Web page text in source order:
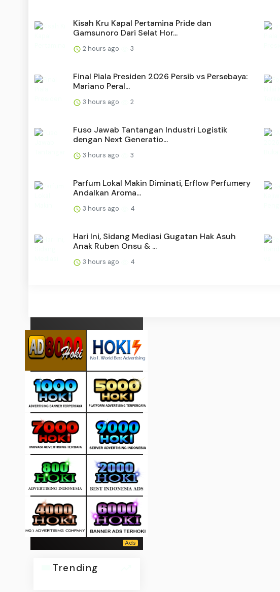
Kisah Kru Kapal Pertamina Pride dan
Gamsunoro Dari Selat Hor...
2 hours ago 3
Final Piala Presiden 2026 Persib vs Persebaya:
Mariano Peral...
3 hours ago 2
Fuso Jawab Tantangan Industri Logistik
dengan Next Generatio...
3 hours ago 3
Parfum Lokal Makin Diminati, Erflow Perfumery
Andalkan Aroma...
3 hours ago 4
Hari Ini, Sidang Mediasi Gugatan Hak Asuh
Anak Ruben Onsu & ...
3 hours ago 4
Trending